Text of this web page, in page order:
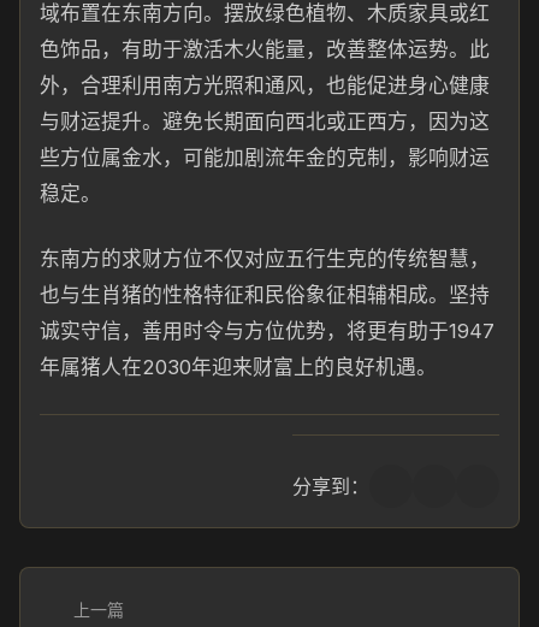
域布置在东南方向。摆放绿色植物、木质家具或红
色饰品，有助于激活木火能量，改善整体运势。此
外，合理利用南方光照和通风，也能促进身心健康
与财运提升。避免长期面向西北或正西方，因为这
些方位属金水，可能加剧流年金的克制，影响财运
稳定。
东南方的求财方位不仅对应五行生克的传统智慧，
也与生肖猪的性格特征和民俗象征相辅相成。坚持
诚实守信，善用时令与方位优势，将更有助于1947
年属猪人在2030年迎来财富上的良好机遇。
分享到：
上一篇